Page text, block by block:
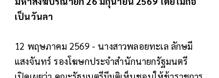
เป็นวันลา
12 พฤษภาคม 2569 - นางสาวพลอยทะเล ลักษมี
แสงจันทร์ รองโฆษกประจำสำนักนายกรัฐมนตรี